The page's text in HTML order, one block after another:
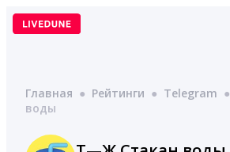
Перейти
Главная ● Рейтинги ● Telegram ●
воды